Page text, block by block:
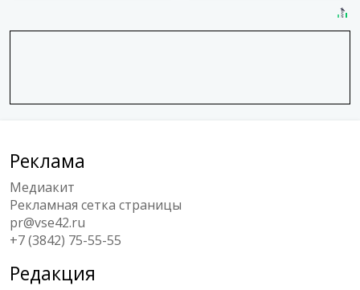
Реклама
Медиакит
Рекламная сетка страницы
pr@vse42.ru
+7 (3842) 75-55-55
Редакция